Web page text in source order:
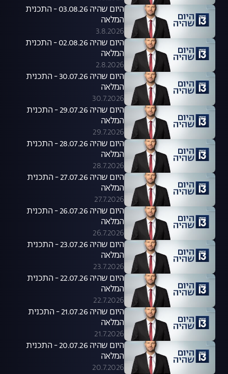
היום שהיה 03.08.26 - התכנית
המלאה
3.8.2026
היום שהיה 02.08.26 - התכנית
המלאה
2.8.2026
היום שהיה 30.07.26 - התכנית
המלאה
30.7.2026
היום שהיה 29.07.26 - התכנית
המלאה
29.7.2026
היום שהיה 28.07.26 - התכנית
המלאה
28.7.2026
היום שהיה 27.07.26 - התכנית
המלאה
27.7.2026
היום שהיה 26.07.26 - התכנית
המלאה
26.7.2026
היום שהיה 23.07.26 - התכנית
המלאה
23.7.2026
היום שהיה 22.07.26 - התכנית
המלאה
22.7.2026
היום שהיה 21.07.26 - התכנית
המלאה
21.7.2026
היום שהיה 20.07.26 - התכנית
המלאה
20.7.2026